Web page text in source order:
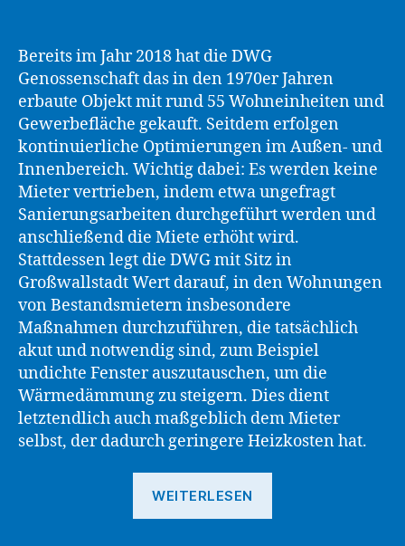
Bereits im Jahr 2018 hat die DWG
Genossenschaft das in den 1970er Jahren
erbaute Objekt mit rund 55 Wohneinheiten und
Gewerbefläche gekauft. Seitdem erfolgen
kontinuierliche Optimierungen im Außen- und
Innenbereich. Wichtig dabei: Es werden keine
Mieter vertrieben, indem etwa ungefragt
Sanierungsarbeiten durchgeführt werden und
anschließend die Miete erhöht wird.
Stattdessen legt die DWG mit Sitz in
Großwallstadt Wert darauf, in den Wohnungen
von Bestandsmietern insbesondere
Maßnahmen durchzuführen, die tatsächlich
akut und notwendig sind, zum Beispiel
undichte Fenster auszutauschen, um die
Wärmedämmung zu steigern. Dies dient
letztendlich auch maßgeblich dem Mieter
selbst, der dadurch geringere Heizkosten hat.
WEITERLESEN